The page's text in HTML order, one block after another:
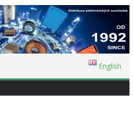
English